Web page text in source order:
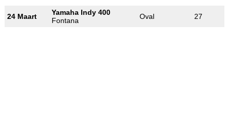
24 Maart
Yamaha Indy 400
Fontana
Oval 27